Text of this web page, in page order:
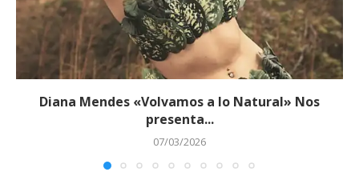
Diana Mendes «Volvamos a lo Natural» Nos
presenta...
07/03/2026